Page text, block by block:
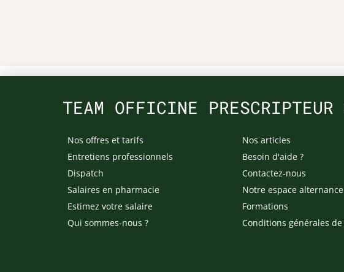
TEAM OFFICINE
Nos offres et tarifs
Entretiens professionnels
Dispatch
Salaires en pharmacie
Estimez votre salaire
Qui sommes-nous ?
Nos articles
Besoin d'aide ?
Contactez-nous
Notre espace alternance
Formations
Conditions générales